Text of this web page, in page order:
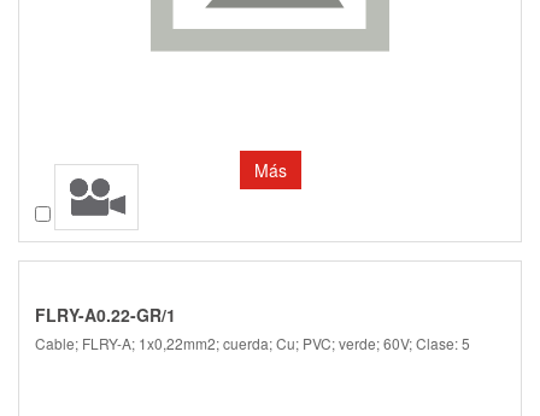
Más
Comparar
FLRY-A0.22-GR/1
Cable; FLRY-A; 1x0,22mm2; cuerda; Cu; PVC; verde; 60V; Clase: 5